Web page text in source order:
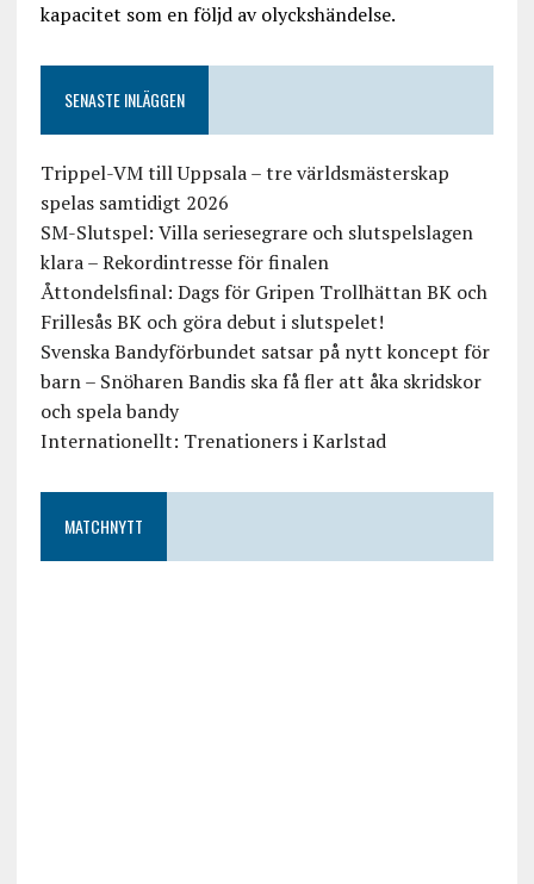
kapacitet som en följd av olyckshändelse.
SENASTE INLÄGGEN
Trippel-VM till Uppsala – tre världsmästerskap
spelas samtidigt 2026
SM-Slutspel: Villa seriesegrare och slutspelslagen
klara – Rekordintresse för finalen
Åttondelsfinal: Dags för Gripen Trollhättan BK och
Frillesås BK och göra debut i slutspelet!
Svenska Bandyförbundet satsar på nytt koncept för
barn – Snöharen Bandis ska få fler att åka skridskor
och spela bandy
Internationellt: Trenationers i Karlstad
MATCHNYTT